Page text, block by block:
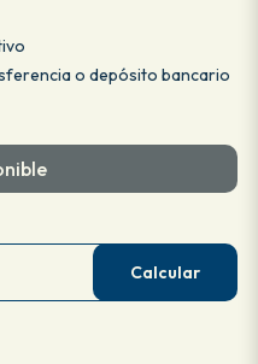
o depósito bancario
Calcular